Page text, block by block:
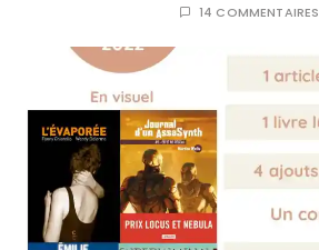
14 COMMENTAIRES